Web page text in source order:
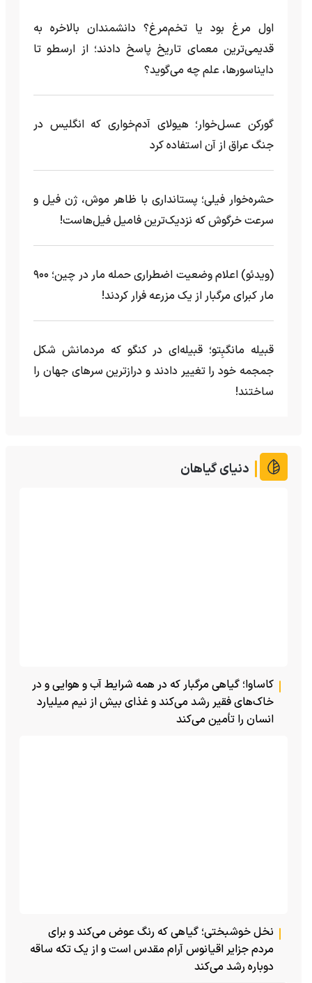
اول مرغ بود یا تخم‌مرغ؟ دانشمندان بالاخره به
قدیمی‌ترین معمای تاریخ پاسخ دادند؛ از ارسطو تا
دایناسورها، علم چه می‌گوید؟
گورکن عسل‌خوار؛ هیولای آدم‌خواری که انگلیس در
جنگ عراق از آن استفاده کرد
حشره‌خوار فیلی؛ پستانداری با ظاهر موش، ژن فیل و
سرعت خرگوش که نزدیک‌ترین فامیل فیل‌هاست!
(ویدئو) اعلام وضعیت اضطراری حمله مار‌ در چین؛ ۹۰۰
مار کبرای مرگبار از یک مزرعه‌ فرار کردند!
قبیله مانگبِتو؛ قبیله‌ای در کنگو که مردمانش شکل
جمجمه خود را تغییر دادند و درازترین سرهای جهان را
ساختند!
دنیای گیاهان
کاساوا؛ گیاهی مرگبار که در همه شرایط آب و هوایی و در
خاک‌های فقیر رشد می‌کند و غذای بیش از نیم میلیارد
انسان را تأمین می‌کند
نخل خوشبختی؛ گیاهی که رنگ عوض می‌کند و برای
مردم جزایر اقیانوس آرام مقدس است و از یک تکه ساقه
دوباره رشد می‌کند